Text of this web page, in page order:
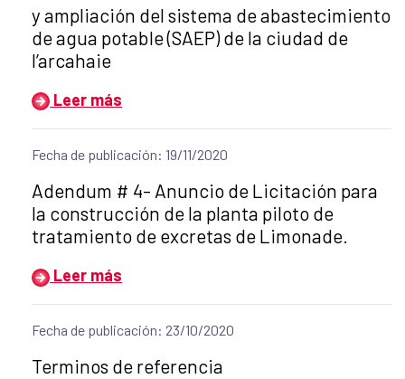
y ampliación del sistema de abastecimiento
de agua potable (SAEP) de la ciudad de
l’arcahaie
Leer más
Fecha de publicación: 19/11/2020
Título del anuncio:
Adendum # 4- Anuncio de Licitación para
la construcción de la planta piloto de
tratamiento de excretas de Limonade.
Leer más
Fecha de publicación: 23/10/2020
Título del anuncio:
Terminos de referencia